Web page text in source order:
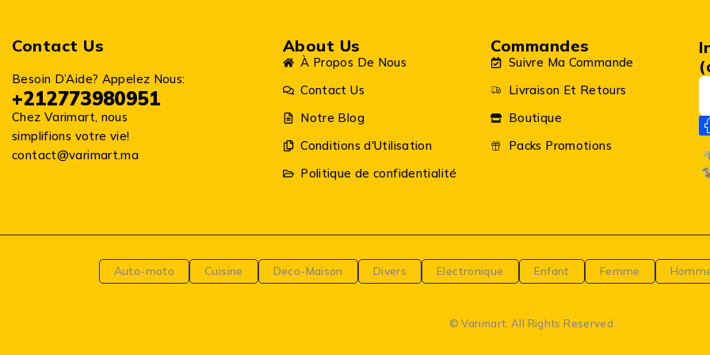
Contact Us
Besoin D’Aide? Appelez Nous:
+212773980951
Chez Varimart, nous
simplifions votre vie!
contact@varimart.ma
About Us
À Propos De Nous
Contact Us
Notre Blog
Conditions d'Utilisation
Politique de confidentialité
Commandes
Suivre Ma Commande
Livraison Et Retours
Boutique
Packs Promotions
Auto-moto Cuisine Deco-Maison Divers Electronique Enfant Femme
© Varimart. All Rights Reserved.